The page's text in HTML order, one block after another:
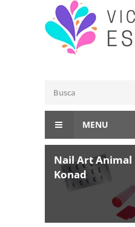
MENU
Nail Art Animal
Konad